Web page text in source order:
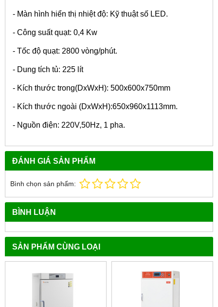
- Màn hình hiển thị nhiệt độ: Kỹ thuật số LED.
- Công suất quạt: 0,4 Kw
- Tốc độ quạt: 2800 vòng/phút.
- Dung tích tủ: 225 lít
- Kích thước trong(DxWxH): 500x600x750mm
- Kích thước ngoài (DxWxH):650x960x1113mm.
- Nguồn điện: 220V,50Hz, 1 pha.
ĐÁNH GIÁ SẢN PHẨM
Bình chọn sản phẩm:
BÌNH LUẬN
SẢN PHẨM CÙNG LOẠI